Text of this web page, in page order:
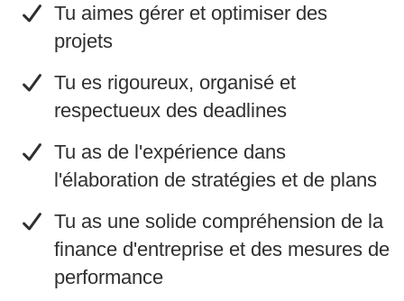
​Tu aimes gérer et optimiser des
projets
Tu es rigoureux, organisé et
respectueux des deadlines
​Tu as de l'expérience dans
l'élaboration de stratégies et de plans
​Tu as une solide compréhension de la
finance d'entreprise et des mesures de
performance